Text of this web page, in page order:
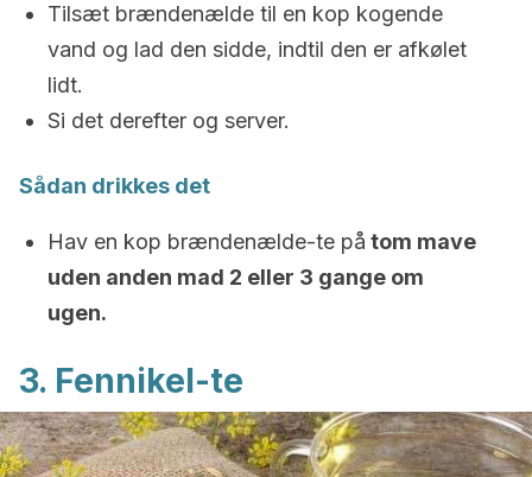
Tilsæt brændenælde til en kop kogende
vand og lad den sidde, indtil den er afkølet
lidt.
Si det derefter og server.
Sådan drikkes det
Hav en kop brændenælde-te på tom mave
uden anden mad 2 eller 3 gange om
ugen.
3. Fennikel-te